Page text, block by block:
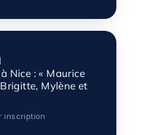
Nice : « Maurice
Mylène et
inscription